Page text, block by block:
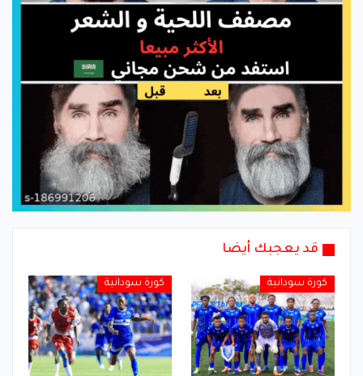
قد يعجبك أيضا
كورة سودانية كورة سودانية